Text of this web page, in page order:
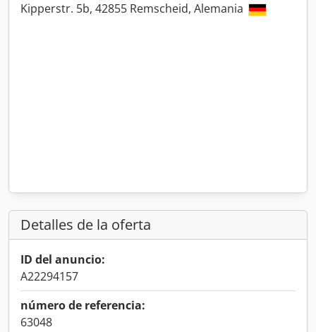
Kipperstr. 5b, 42855 Remscheid, Alemania
Detalles de la oferta
ID del anuncio:
A22294157
número de referencia:
63048